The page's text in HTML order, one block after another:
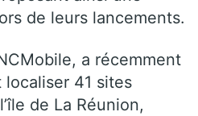
de leurs lancements.
a récemment
41 sites
de La Réunion,